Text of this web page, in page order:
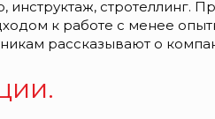
инструктаж, стротеллинг.
к работе с менее
рассказывают о